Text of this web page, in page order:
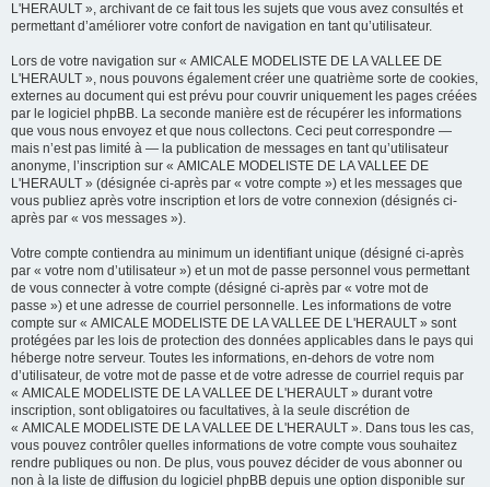
L'HERAULT », archivant de ce fait tous les sujets que vous avez consultés et
permettant d’améliorer votre confort de navigation en tant qu’utilisateur.
Lors de votre navigation sur « AMICALE MODELISTE DE LA VALLEE DE
L'HERAULT », nous pouvons également créer une quatrième sorte de cookies,
externes au document qui est prévu pour couvrir uniquement les pages créées
par le logiciel phpBB. La seconde manière est de récupérer les informations
que vous nous envoyez et que nous collectons. Ceci peut correspondre —
mais n’est pas limité à — la publication de messages en tant qu’utilisateur
anonyme, l’inscription sur « AMICALE MODELISTE DE LA VALLEE DE
L'HERAULT » (désignée ci-après par « votre compte ») et les messages que
vous publiez après votre inscription et lors de votre connexion (désignés ci-
après par « vos messages »).
Votre compte contiendra au minimum un identifiant unique (désigné ci-après
par « votre nom d’utilisateur ») et un mot de passe personnel vous permettant
de vous connecter à votre compte (désigné ci-après par « votre mot de
passe ») et une adresse de courriel personnelle. Les informations de votre
compte sur « AMICALE MODELISTE DE LA VALLEE DE L'HERAULT » sont
protégées par les lois de protection des données applicables dans le pays qui
héberge notre serveur. Toutes les informations, en-dehors de votre nom
d’utilisateur, de votre mot de passe et de votre adresse de courriel requis par
« AMICALE MODELISTE DE LA VALLEE DE L'HERAULT » durant votre
inscription, sont obligatoires ou facultatives, à la seule discrétion de
« AMICALE MODELISTE DE LA VALLEE DE L'HERAULT ». Dans tous les cas,
vous pouvez contrôler quelles informations de votre compte vous souhaitez
rendre publiques ou non. De plus, vous pouvez décider de vous abonner ou
non à la liste de diffusion du logiciel phpBB depuis une option disponible sur